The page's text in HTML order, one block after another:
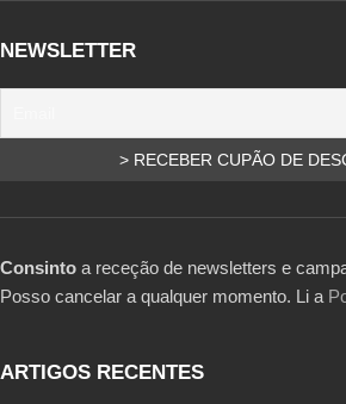
NEWSLETTER
Consinto a receção de newsletters e
Posso cancelar a qualquer momento. Li a
ARTIGOS RECENTES